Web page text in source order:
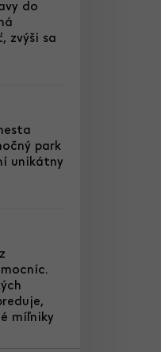
do
zvýši sa
park
unikátny
míľniky